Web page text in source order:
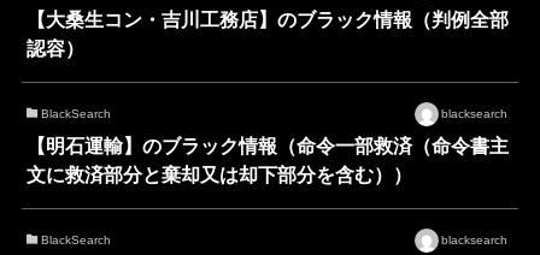
【大桑生コン・吉川工務店】のブラック情報（判例全部
認容）
BlackSearch blacksearch
【明石運輸】のブラック情報（命令一部救済（命令書主
文に救済部分と棄却又は却下部分を含む））
BlackSearch blacksearch